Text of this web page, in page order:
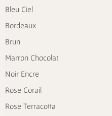
Bleu Ciel
Bordeaux
Brun
Marron Chocolat
Noir Encre
Rose Corail
Rose Terracotta